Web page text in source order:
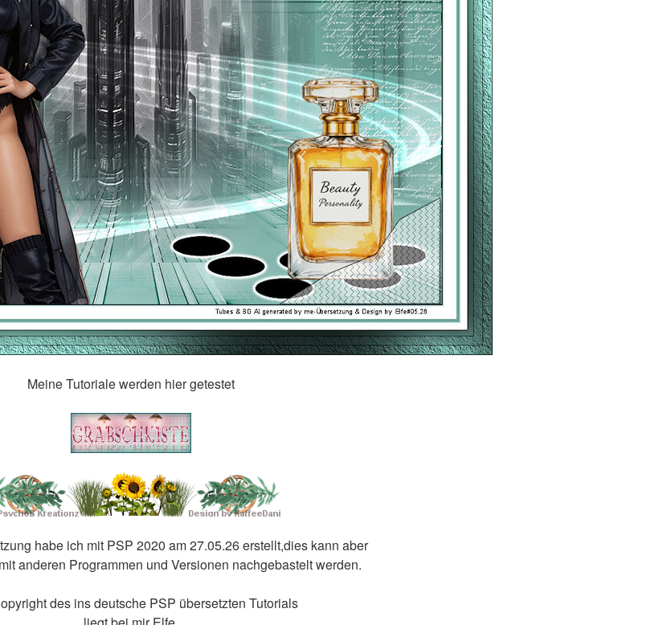
Meine Tutoriale werden hier getestet
habe ich mit PSP 2020 am 27.05.26 erstellt,dies kann aber
anderen Programmen und Versionen nachgebastelt werden.
des ins deutsche PSP übersetzten Tutorials